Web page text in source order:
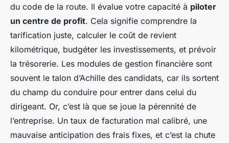
du code de la route. Il évalue votre capacité à piloter
un centre de profit. Cela signifie comprendre la
tarification juste, calculer le coût de revient
kilométrique, budgéter les investissements, et prévoir
la trésorerie. Les modules de gestion financière sont
souvent le talon d’Achille des candidats, car ils sortent
du champ du conduire pour entrer dans celui du
dirigeant. Or, c’est là que se joue la pérennité de
l’entreprise. Un taux de facturation mal calibré, une
mauvaise anticipation des frais fixes, et c’est la chute